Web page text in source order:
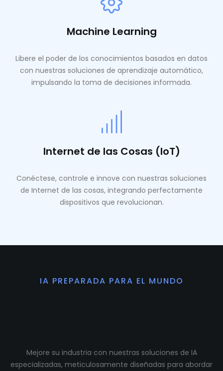
Machine Learning
Libere el poder de los conocimientos basados ​​en datos
con nuestras soluciones de aprendizaje automático,
impulsando la toma de decisiones informada.
Internet de las Cosas (IoT)
Conéctese, controle e innove con nuestras soluciones
de Internet de las cosas, integrando perfectamente
dispositivos que revolucionan.
IA PREPARADA PARA EL MUNDO
Mejore su industria con nuestras soluciones de IA
especializadas, meticulosamente diseñadas para abordar